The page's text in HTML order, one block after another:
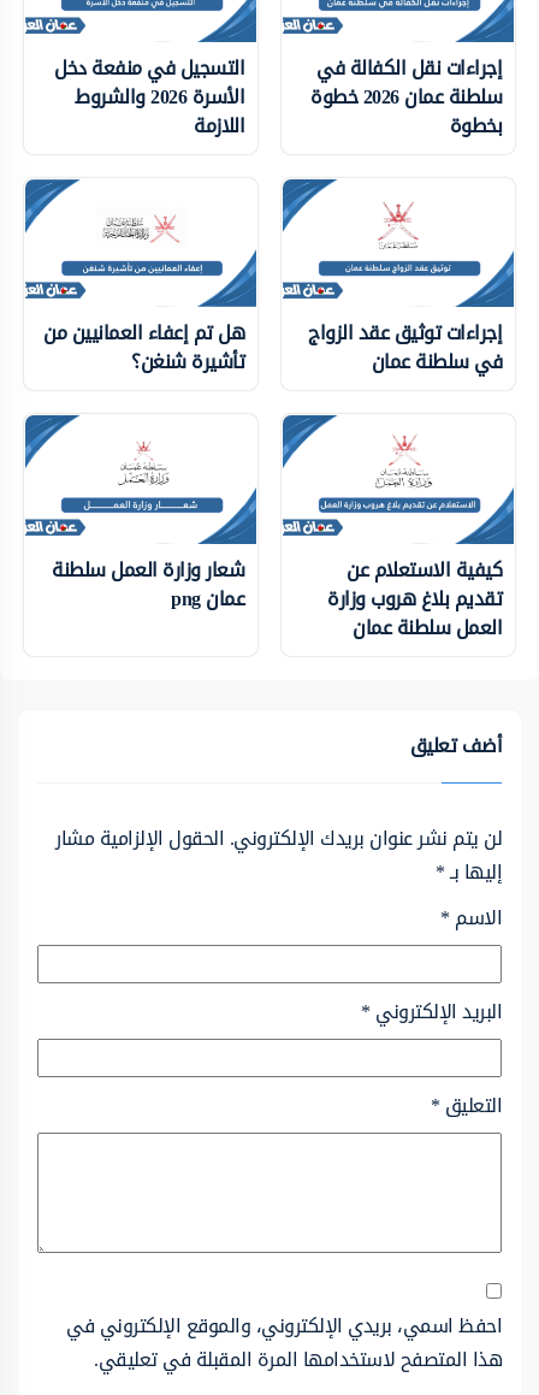
إجراءات نقل الكفالة في
سلطنة عمان 2026 خطوة
بخطوة
التسجيل في منفعة دخل
الأسرة 2026 والشروط
اللازمة
إجراءات توثيق عقد الزواج
في سلطنة عمان
هل تم إعفاء العمانيين من
تأشيرة شنغن؟
كيفية الاستعلام عن
تقديم بلاغ هروب وزارة
العمل سلطنة عمان
شعار وزارة العمل سلطنة
عمان png
أضف تعليق
لن يتم نشر عنوان بريدك الإلكتروني. الحقول الإلزامية مشار
إليها بـ*
الاسم*
البريد الإلكتروني*
التعليق*
احفظ اسمي، بريدي الإلكتروني، والموقع الإلكتروني في
هذا المتصفح لاستخدامها المرة المقبلة في تعليقي.